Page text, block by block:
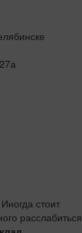
Иногда стоит
расслабиться